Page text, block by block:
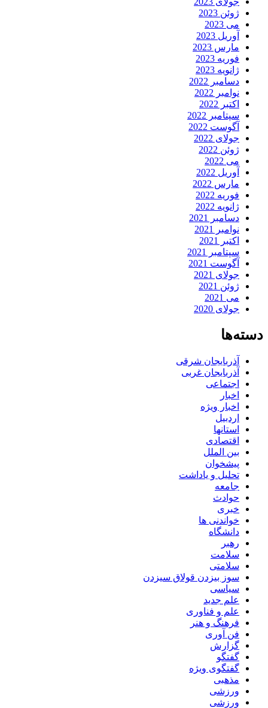
ژوئن 2023
می 2023
آوریل 2023
مارس 2023
فوریه 2023
ژانویه 2023
دسامبر 2022
نوامبر 2022
اکتبر 2022
سپتامبر 2022
آگوست 2022
جولای 2022
ژوئن 2022
می 2022
آوریل 2022
مارس 2022
فوریه 2022
ژانویه 2022
دسامبر 2021
نوامبر 2021
اکتبر 2021
سپتامبر 2021
آگوست 2021
جولای 2021
ژوئن 2021
می 2021
جولای 2020
دسته‌ها
آذربایجان شرقی
آذربایجان غربی
اجتماعی
اخبار
اخبار ویژه
اردبیل
استانها
اقتصادی
بین الملل
پیشخوان
تحلیل و یاداشت
جامعه
حوادث
خبری
خواندنی ها
دانشگاه
رهبر
سلامت
سلامتی
سوز بیزدن قولاق سیزدن
سیاسی
علم جدید
علم و فناوری
فرهنگ و هنر
فن آوری
گزارش
گفتگو
گفتگوی ویژه
مذهبی
ورزشی
ورزشی